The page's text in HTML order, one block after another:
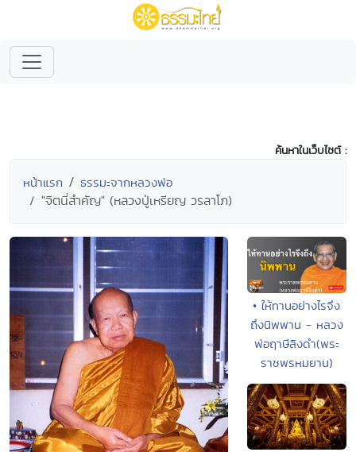
ค้นหาในเว็บไซต์ :
หน้าแรก ธรรมะจากหลวงพ่อ
"จิตนี่สำคัญ" (หลวงปู่เหรียญ วรลาโภ)
• ให้ทานอย่างไรจึง
ถึงนิพพาน - หลวง
พ่อฤาษีลิงดำ(พระ
ราชพรหมยาน)